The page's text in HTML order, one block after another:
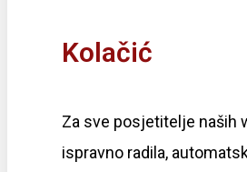
Kolačić
Za sve posjetitelje naših
ispravno radila,